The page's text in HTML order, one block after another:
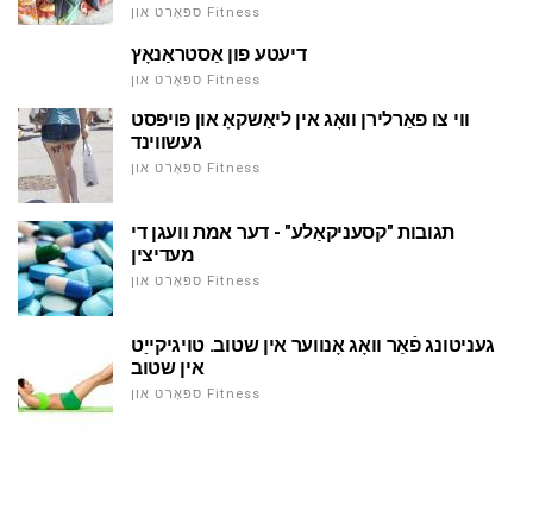
ספּאָרט און Fitness
דיעטע פון אַסטראַנאָץ
ספּאָרט און Fitness
ווי צו פאַרלירן וואָג אין ליאַשקאָ און פּויפּסט
געשווינד
ספּאָרט און Fitness
תגובות "קסעניקאַלע" - דער אמת וועגן די
מעדיצין
ספּאָרט און Fitness
געניטונג פֿאַר וואָג אָנווער אין שטוב. טויגיקייַט
אין שטוב
ספּאָרט און Fitness